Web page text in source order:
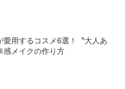
愛用するコスメ6選！〝大人あ
感メイクの作り方